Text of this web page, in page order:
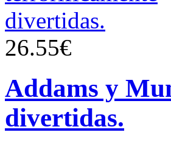
26.55€
Addams y
divertidas.